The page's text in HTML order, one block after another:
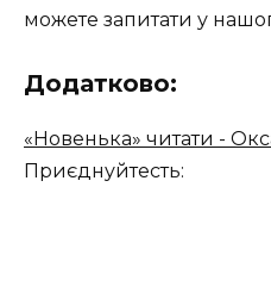
можете запитати у
Додатково:
«Новенька» читати -
Приєднуйтесть: